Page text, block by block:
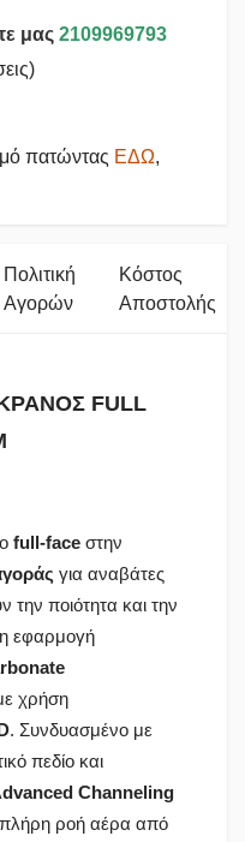
μας 2109969793
πατώντας ΕΔΩ,
Πολιτική
Αγορών
Κόστος
Αποστολής
ΚΡΑΝΟΣ FULL
full-face στην
για αναβάτες
την ποιότητα και την
εφαρμογή
χρήση
. Συνδυασμένο με
πεδίο και
Channeling
πλήρη ροή αέρα από